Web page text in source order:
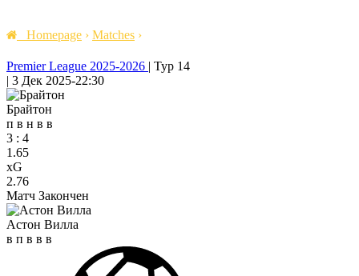
Homepage › Matches ›
Premier League 2025-2026 | Тур 14
| 3 Дек 2025-22:30
Брайтон
п в н в в
3 : 4
1.65
xG
2.76
Матч Закончен
Астон Вилла
в п в в в